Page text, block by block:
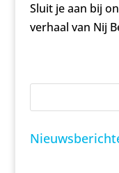
Sluit je aan bij
verhaal van Nij